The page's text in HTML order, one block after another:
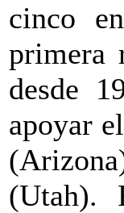
cinco
primera
desde
apoyar
(Utah).